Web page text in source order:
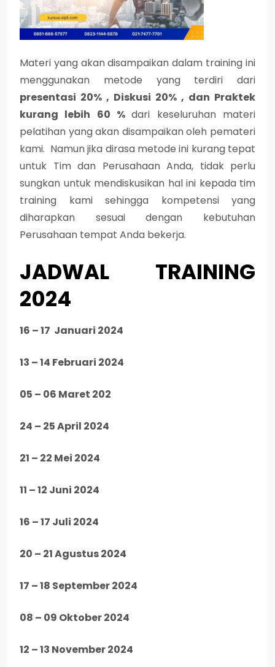
Materi yang akan disampaikan dalam training ini
menggunakan metode yang terdiri dari
presentasi 20% , Diskusi 20% , dan Praktek
kurang lebih 60 %dari keseluruhan materi
pelatihan yang akan disampaikan oleh pemateri
kami. Namun jika dirasa metode ini kurang tepat
untuk Tim dan Perusahaan Anda, tidak perlu
sungkan untuk mendiskusikan hal ini kepada tim
training kami sehingga kompetensi yang
diharapkan sesuai dengan kebutuhan
Perusahaan tempat Anda bekerja.
JADWAL TRAINING
2024
16 – 17 Januari 2024
13 – 14 Februari 2024
05 – 06 Maret 202
24 – 25 April 2024
21 – 22 Mei 2024
11 – 12 Juni 2024
16 – 17 Juli 2024
20 – 21 Agustus 2024
17 – 18 September 2024
08 – 09 Oktober 2024
12 – 13 November 2024